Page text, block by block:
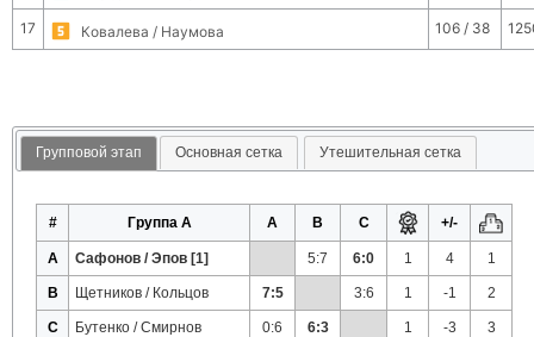
17 Ковалева / Наумова 106 / 38
Групповой этап Основная сетка Утешительная сетка
# Группа A A B C +/-
A Сафонов / Эпов [1] 5:7 6:0 1 4 1
B Щетников / Кольцов 7:5 3:6 1 -1 2
C Бутенко / Смирнов 0:6 6:3 1 -3 3